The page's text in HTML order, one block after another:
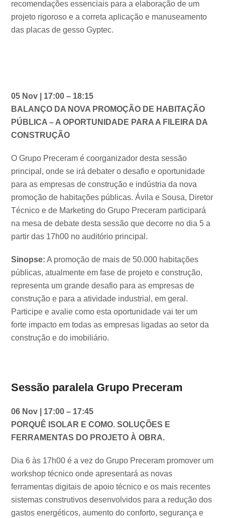
recomendações essenciais para a elaboração de um
projeto rigoroso e a correta aplicação e manuseamento
das placas de gesso Gyptec.
05 Nov | 17:00 – 18:15
BALANÇO DA NOVA PROMOÇÃO DE HABITAÇÃO
PÚBLICA – A OPORTUNIDADE PARA A FILEIRA DA
CONSTRUÇÃO
O Grupo Preceram é coorganizador desta sessão
principal, onde se irá debater o desafio e oportunidade
para as empresas de construção e indústria da nova
promoção de habitações públicas. Ávila e Sousa, Diretor
Técnico e de Marketing do Grupo Preceram participará
na mesa de debate desta sessão que decorre no dia 5 a
partir das 17h00 no auditório principal.
Sinopse: A promoção de mais de 50.000 habitações
públicas, atualmente em fase de projeto e construção,
representa um grande desafio para as empresas de
construção e para a atividade industrial, em geral.
Participe e avalie como esta oportunidade vai ter um
forte impacto em todas as empresas ligadas ao setor da
construção e do imobiliário.
Sessão paralela Grupo Preceram
06 Nov | 17:00 – 17:45
PORQUÊ ISOLAR E COMO. SOLUÇÕES E
FERRAMENTAS DO PROJETO À OBRA.
Dia 6 às 17h00 é a vez do Grupo Preceram promover um
workshop técnico onde apresentará as novas
ferramentas digitais de apoio técnico e os mais recentes
sistemas construtivos desenvolvidos para a redução dos
gastos energéticos, aumento do conforto, segurança e